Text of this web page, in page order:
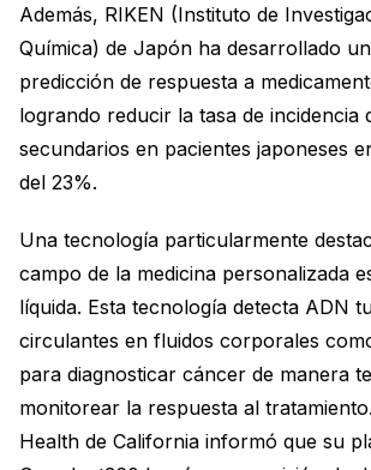
Además, RIKEN (Instituto de
Química) de Japón ha desarrollado
predicción de respuesta a
logrando reducir la tasa de incidencia
secundarios en pacientes japoneses
del 23%.
Una tecnología particularmente
campo de la medicina personalizada
líquida. Esta tecnología detecta ADN
circulantes en fluidos corporales
para diagnosticar cáncer de manera
monitorear la respuesta al
Health de California informó que su